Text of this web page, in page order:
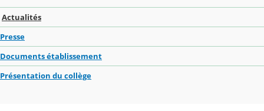
Actualités
Presse
Documents établissement
Présentation du collège